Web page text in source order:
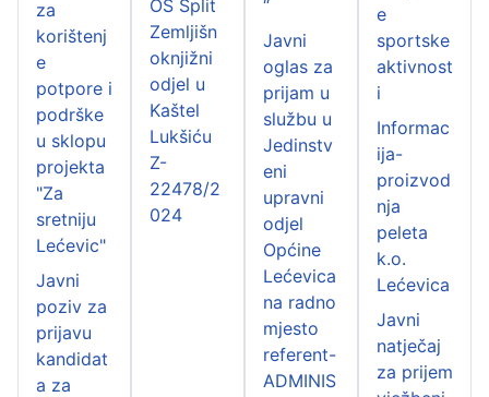
za
korištenj
e
potpore i
podrške
u sklopu
projekta
"Za
sretniju
Lećevic"
Javni
poziv za
prijavu
kandidat
a za
OS Split
Zemljišn
oknjižni
odjel u
Kaštel
Lukšiću
Z-
22478/2
024
“
Javni
oglas za
prijam u
službu u
Jedinstv
eni
upravni
odjel
Općine
Lećevica
na radno
mjesto
referent-
ADMINIS
e
sportske
aktivnost
i
Informac
ija-
proizvod
nja
peleta
k.o.
Lećevica
Javni
natječaj
za prijem